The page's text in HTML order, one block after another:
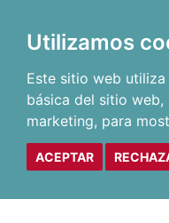
Utilizamos
Este sitio web
básica del sitio web,
marketing, para
ACEPTAR